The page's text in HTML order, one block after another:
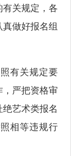
关规定，各
做好报名组
有关规定要
严把资格审
艺术类报名
相等违规行